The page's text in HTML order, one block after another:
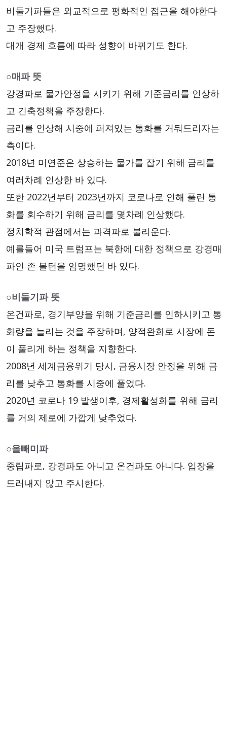
비둘기파들은 외교적으로 평화적인 접근을 해야한다
고 주장했다.
대개 경제 흐름에 따라 성향이 바뀌기도 한다.
○매파 뜻
강경파로 물가안정을 시키기 위해 기준금리를 인상하
고 긴축정책을 주장한다.
금리를 인상해 시중에 퍼져있는 통화를 거둬드리자는
측이다.
2018년 미연준은 상승하는 물가를 잡기 위해 금리를
여러차례 인상한 바 있다.
또한 2022년부터 2023년까지 코로나로 인해 풀린 통
화를 회수하기 위해 금리를 몇차례 인상했다.
정치학적 관점에서는 과격파로 불리운다.
예를들어 미국 트럼프는 북한에 대한 정책으로 강경매
파인 존 볼턴을 임명했던 바 있다.
○비둘기파 뜻
온건파로, 경기부양을 위해 기준금리를 인하시키고 통
화량을 늘리는 것을 주장하며, 양적완화로 시장에 돈
이 풀리게 하는 정책을 지향한다.
2008년 세계금융위기 당시, 금융시장 안정을 위해 금
리를 낮추고 통화를 시중에 풀었다.
2020년 코로나 19 발생이후, 경제활성화를 위해 금리
를 거의 제로에 가깝게 낮추었다.
○올빼미파
중립파로, 강경파도 아니고 온건파도 아니다. 입장을
드러내지 않고 주시한다.